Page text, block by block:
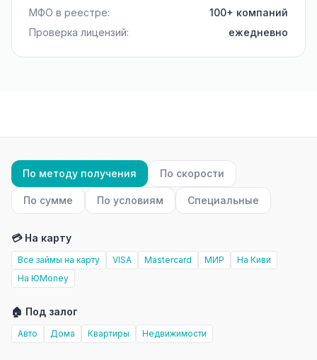
МФО в реестре:
100+ компаний
Проверка лицензий:
ежедневно
По методу получения По скорости
По сумме По условиям Специальные
💳 На карту
Все займы на карту VISA Mastercard МИР
На Киви
На ЮMoney
🏠 Под залог
Авто Дома Квартиры Недвижимости